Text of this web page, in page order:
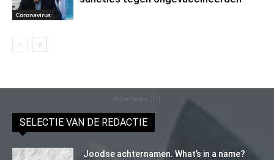
Coronavirus
Advertentie (11)
SELECTIE VAN DE REDACTIE
Joodse achternamen. What’s in a name?